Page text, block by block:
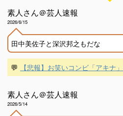
素人さん＠芸人速報
2026/6/15
田中美佐子と深沢邦之もだな
💬 【悲報】お笑いコンビ「アキナ
素人さん＠芸人速報
2026/5/14